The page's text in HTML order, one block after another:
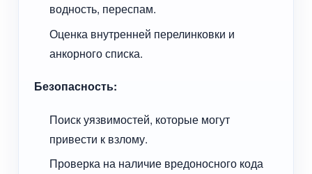
водность, переспам.
Оценка внутренней перелинковки и
анкорного списка.
Безопасность:
Поиск уязвимостей, которые могут
привести к взлому.
Проверка на наличие вредоносного кода